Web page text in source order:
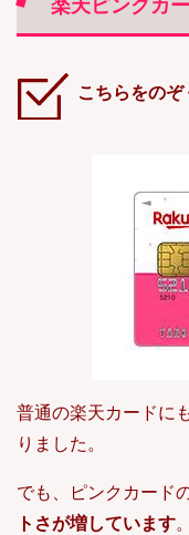
こちらをの
普通の楽天カードに
りました。
でも、ピンクカード
トさが増しています。